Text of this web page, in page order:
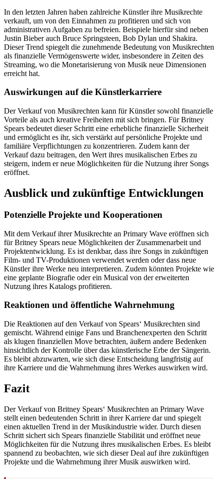
In den letzten Jahren haben zahlreiche Künstler ihre Musikrechte
verkauft, um von den Einnahmen zu profitieren und sich von
administrativen Aufgaben zu befreien. Beispiele hierfür sind neben
Justin Bieber auch Bruce Springsteen, Bob Dylan und Shakira.
Dieser Trend spiegelt die zunehmende Bedeutung von Musikrechten
als finanzielle Vermögenswerte wider, insbesondere in Zeiten des
Streaming, wo die Monetarisierung von Musik neue Dimensionen
erreicht hat.
Auswirkungen auf die Künstlerkarriere
Der Verkauf von Musikrechten kann für Künstler sowohl finanzielle
Vorteile als auch kreative Freiheiten mit sich bringen. Für Britney
Spears bedeutet dieser Schritt eine erhebliche finanzielle Sicherheit
und ermöglicht es ihr, sich verstärkt auf persönliche Projekte und
familiäre Verpflichtungen zu konzentrieren. Zudem kann der
Verkauf dazu beitragen, den Wert ihres musikalischen Erbes zu
steigern, indem er neue Möglichkeiten für die Nutzung ihrer Songs
eröffnet.
Ausblick und zukünftige Entwicklungen
Potenzielle Projekte und Kooperationen
Mit dem Verkauf ihrer Musikrechte an Primary Wave eröffnen sich
für Britney Spears neue Möglichkeiten der Zusammenarbeit und
Projektentwicklung. Es ist denkbar, dass ihre Songs in zukünftigen
Film- und TV-Produktionen verwendet werden oder dass neue
Künstler ihre Werke neu interpretieren. Zudem könnten Projekte wie
eine geplante Biografie oder ein Musical von der erweiterten
Nutzung ihres Katalogs profitieren.
Reaktionen und öffentliche Wahrnehmung
Die Reaktionen auf den Verkauf von Spears‘ Musikrechten sind
gemischt. Während einige Fans und Branchenexperten den Schritt
als klugen finanziellen Move betrachten, äußern andere Bedenken
hinsichtlich der Kontrolle über das künstlerische Erbe der Sängerin.
Es bleibt abzuwarten, wie sich diese Entscheidung langfristig auf
ihre Karriere und die Wahrnehmung ihres Werkes auswirken wird.
Fazit
Der Verkauf von Britney Spears‘ Musikrechten an Primary Wave
stellt einen bedeutenden Schritt in ihrer Karriere dar und spiegelt
einen aktuellen Trend in der Musikindustrie wider. Durch diesen
Schritt sichert sich Spears finanzielle Stabilität und eröffnet neue
Möglichkeiten für die Nutzung ihres musikalischen Erbes. Es bleibt
spannend zu beobachten, wie sich dieser Deal auf ihre zukünftigen
Projekte und die Wahrnehmung ihrer Musik auswirken wird.